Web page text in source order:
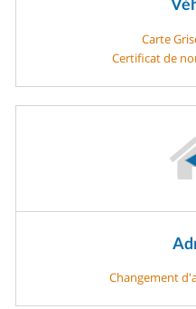
Carte
Certificat de
Changement